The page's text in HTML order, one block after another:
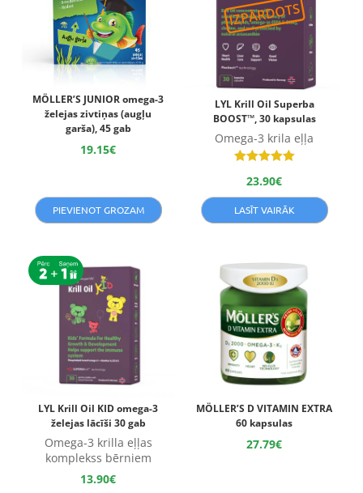
MÖLLER’S JUNIOR omega-3
želejas zivtiņas (augļu
garša), 45 gab
19.15€
PIEVIENOT GROZAM
LYL Krill Oil Superba
BOOST™, 30 kapsulas
Omega-3 krila eļļa
ar
5.00
no 5
23.90€
LASĪT VAIRĀK
LYL Krill Oil KID omega-3
želejas lācīši 30 gab
Omega-3 krilla eļļas
komplekss bērniem
13.90€
MÖLLER’S D VITAMIN EXTRA
60 kapsulas
27.79€